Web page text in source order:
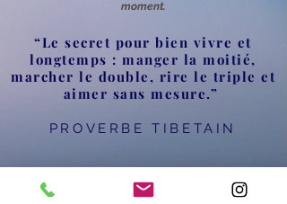
moment.
“Le secret pour bien vivre et
longtemps : manger la moitié,
marcher le double, rire le triple et
aimer sans mesure.”
PROVERBE TIBETAIN